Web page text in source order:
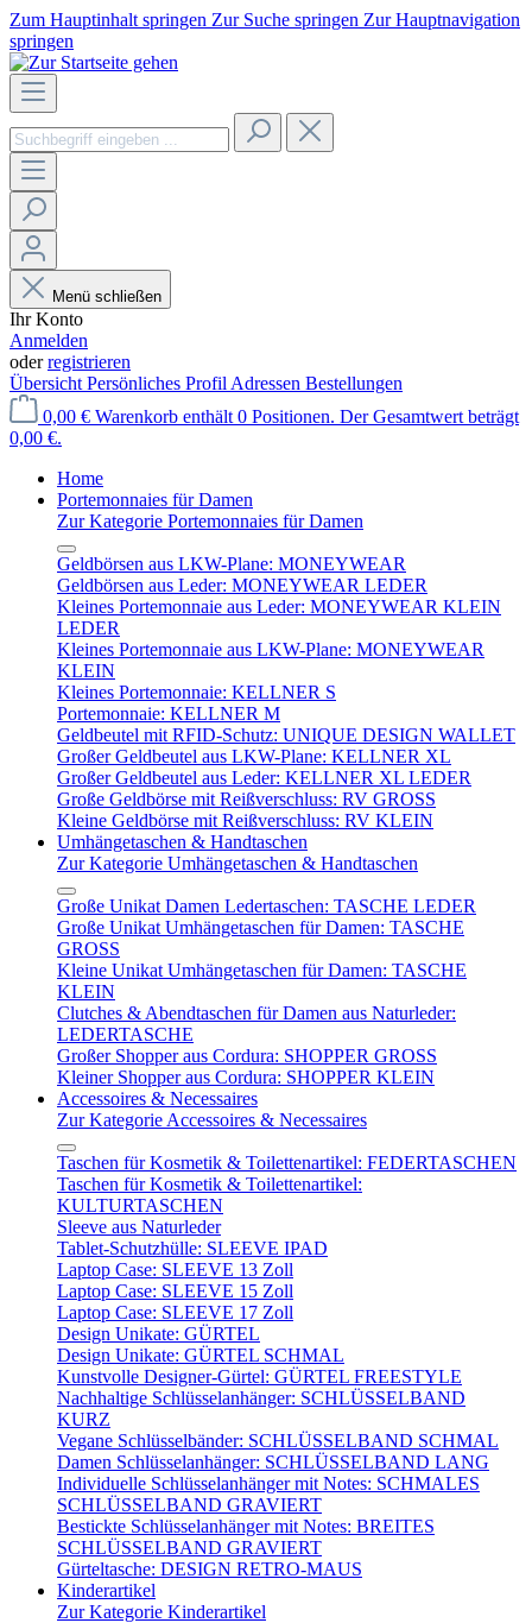
Zum Hauptinhalt springen Zur Suche springen Zur Hauptnavigation
springen
Menü schließen
Ihr Konto
Anmelden
oderregistrieren
Übersicht Persönliches Profil Adressen Bestellungen
0,00 € Warenkorb enthält 0 Positionen. Der Gesamtwert beträgt
0,00 €.
Home
Portemonnaies für Damen
Zur Kategorie Portemonnaies für Damen
Geldbörsen aus LKW-Plane: MONEYWEAR
Geldbörsen aus Leder: MONEYWEAR LEDER
Kleines Portemonnaie aus Leder: MONEYWEAR KLEIN
LEDER
Kleines Portemonnaie aus LKW-Plane: MONEYWEAR
KLEIN
Kleines Portemonnaie: KELLNER S
Portemonnaie: KELLNER M
Geldbeutel mit RFID-Schutz: UNIQUE DESIGN WALLET
Großer Geldbeutel aus LKW-Plane: KELLNER XL
Großer Geldbeutel aus Leder: KELLNER XL LEDER
Große Geldbörse mit Reißverschluss: RV GROSS
Kleine Geldbörse mit Reißverschluss: RV KLEIN
Umhängetaschen & Handtaschen
Zur Kategorie Umhängetaschen & Handtaschen
Große Unikat Damen Ledertaschen: TASCHE LEDER
Große Unikat Umhängetaschen für Damen: TASCHE
GROSS
Kleine Unikat Umhängetaschen für Damen: TASCHE
KLEIN
Clutches & Abendtaschen für Damen aus Naturleder:
LEDERTASCHE
Großer Shopper aus Cordura: SHOPPER GROSS
Kleiner Shopper aus Cordura: SHOPPER KLEIN
Accessoires & Necessaires
Zur Kategorie Accessoires & Necessaires
Taschen für Kosmetik & Toilettenartikel: FEDERTASCHEN
Taschen für Kosmetik & Toilettenartikel:
KULTURTASCHEN
Sleeve aus Naturleder
Tablet-Schutzhülle: SLEEVE IPAD
Laptop Case: SLEEVE 13 Zoll
Laptop Case: SLEEVE 15 Zoll
Laptop Case: SLEEVE 17 Zoll
Design Unikate: GÜRTEL
Design Unikate: GÜRTEL SCHMAL
Kunstvolle Designer-Gürtel: GÜRTEL FREESTYLE
Nachhaltige Schlüsselanhänger: SCHLÜSSELBAND
KURZ
Vegane Schlüsselbänder: SCHLÜSSELBAND SCHMAL
Damen Schlüsselanhänger: SCHLÜSSELBAND LANG
Individuelle Schlüsselanhänger mit Notes: SCHMALES
SCHLÜSSELBAND GRAVIERT
Bestickte Schlüsselanhänger mit Notes: BREITES
SCHLÜSSELBAND GRAVIERT
Gürteltasche: DESIGN RETRO-MAUS
Kinderartikel
Zur Kategorie Kinderartikel